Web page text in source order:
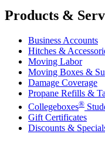
Products &
Business Accounts
Hitches &
Moving Labor
Moving Boxes &
Damage Coverage
Propane Refills &
Collegeboxes®
Gift Certificates
Discounts &